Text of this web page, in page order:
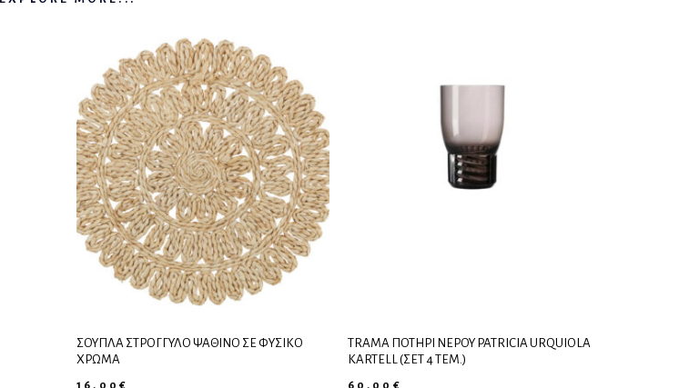
ΣΟΥΠΛΆ ΣΤΡΟΓΓΥΛΌ ΨΆΘΙΝΟ ΣΕ ΦΥΣΙΚΌ
ΧΡΏΜΑ
16,00 €
TRAMA ΠΟΤΉΡΙ ΝΕΡΟΎ PATRICIA URQUIOLA
KARTELL (ΣΕΤ 4 ΤΕΜ.)
60,00 €